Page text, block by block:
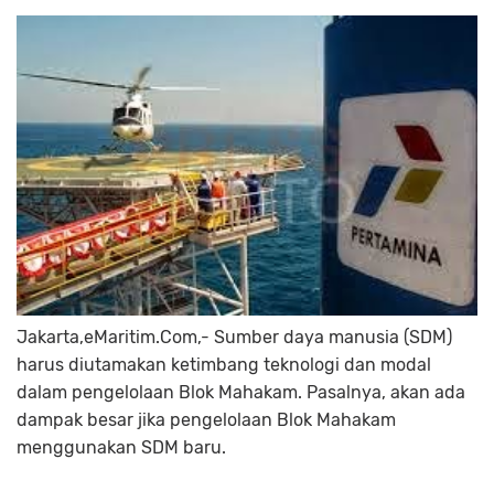
Jakarta,eMaritim.Com,- Sumber daya manusia (SDM)
harus diutamakan ketimbang teknologi dan modal
dalam pengelolaan Blok Mahakam. Pasalnya, akan ada
dampak besar jika pengelolaan Blok Mahakam
menggunakan SDM baru.